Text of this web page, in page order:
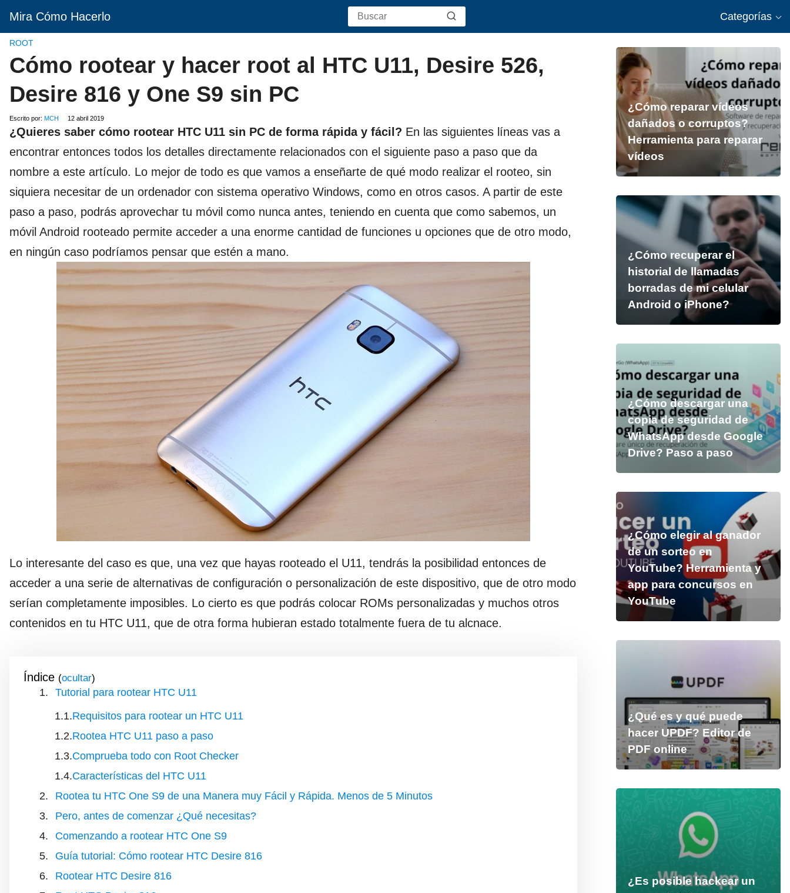
Mira Cómo Hacerlo Categorías
ROOT
Cómo rootear y hacer root al HTC U11, Desire 526,
Desire 816 y One S9 sin PC
Escrito por: MCH 12 abril 2019
¿Quieres saber cómo rootear HTC U11 sin PC de forma rápida y fácil? En las siguientes líneas vas a
encontrar entonces todos los detalles directamente relacionados con el siguiente paso a paso que da
nombre a este artículo. Lo mejor de todo es que vamos a enseñarte de qué modo realizar el rooteo, sin
siquiera necesitar de un ordenador con sistema operativo Windows, como en otros casos. A partir de este
paso a paso, podrás aprovechar tu móvil como nunca antes, teniendo en cuenta que como sabemos, un
móvil Android rooteado permite acceder a una enorme cantidad de funciones u opciones que de otro modo,
en ningún caso podríamos pensar que estén a mano.
Lo interesante del caso es que, una vez que hayas rooteado el U11, tendrás la posibilidad entonces de
acceder a una serie de alternativas de configuración o personalización de este dispositivo, que de otro modo
serían completamente imposibles. Lo cierto es que podrás colocar ROMs personalizadas y muchos otros
contenidos en tu HTC U11, que de otra forma hubieran estado totalmente fuera de tu alcnace.
Índice ( )
Tutorial para rootear HTC U11
Requisitos para rootear un HTC U11
Rootea HTC U11 paso a paso
Comprueba todo con Root Checker
Características del HTC U11
Rootea tu HTC One S9 de una Manera muy Fácil y Rápida. Menos de 5 Minutos
Pero, antes de comenzar ¿Qué necesitas?
Comenzando a rootear HTC One S9
Guía tutorial: Cómo rootear HTC Desire 816
Rootear HTC Desire 816
¿Cómo reparar vídeos
dañados o corruptos?
Herramienta para reparar
vídeos
¿Cómo recuperar el
historial de llamadas
borradas de mi celular
Android o iPhone?
¿Cómo descargar una
copia de seguridad de
WhatsApp desde Google
Drive? Paso a paso
¿Cómo elegir al ganador
de un sorteo en
YouTube? Herramienta y
app para concursos en
YouTube
¿Qué es y qué puede
hacer UPDF? Editor de
PDF online
¿Es posible hackear un